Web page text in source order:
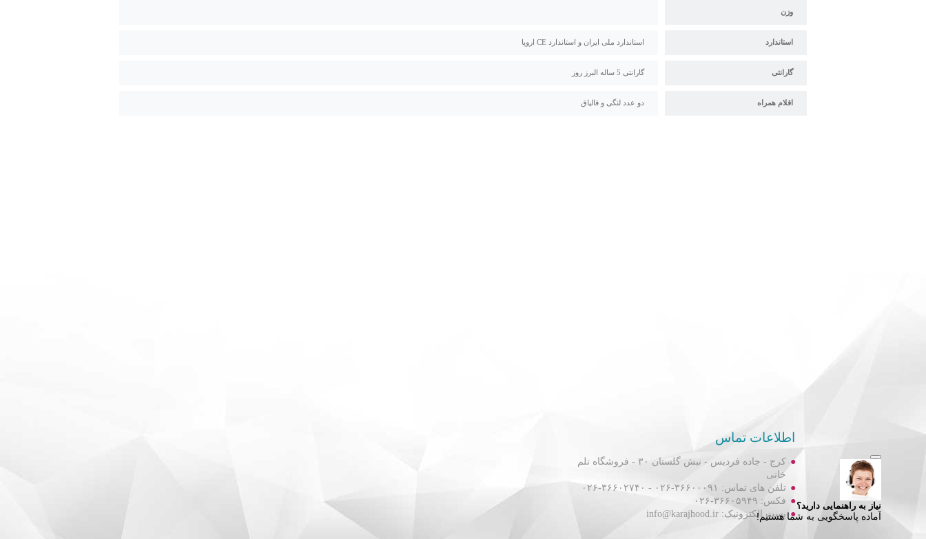
وزن
استاندارد استاندارد ملی ایران و استاندارد CE اروپا
گارانتی گارانتی 5 ساله البرز روز
اقلام همراه دو عدد لنگی و قالپاق
اطلاعات تماس
کرج - جاده فردیس - نبش گلستان ۳۰ - فروشگاه تلم
خانی
تلفن های تماس: ۳۶۶۰۰۰۹۱-۰۲۶ - ۳۶۶۰۲۷۴۰-۰۲۶
فکس: ۳۶۶۰۵۹۴۹-۰۲۶
پست الکترونیک: info@karajhood.ir